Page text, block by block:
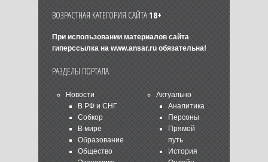
ВОЗРАСТНАЯ КАТЕГОРИЯ САЙТА18+
При использовании материалов сайта
гиперссылка на www.ansar.ruобязательна!
РАЗДЕЛЫ ПОРТАЛА
Новости
В РФ и СНГ
Собкор
В мире
Образование
Общество
Актуально
Аналитика
Персоны
Прямой
путь
История